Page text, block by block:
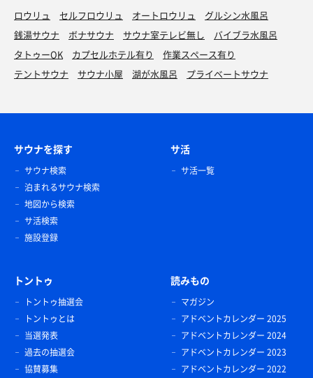
ロウリュ セルフロウリュ オートロウリュ
グルシン水風呂
銭湯サウナ
ボナサウナ サウナ室テレビ無し
バイブラ水風呂
タトゥーOK
カプセルホテル有り
作業スペース有り
テントサウナ
サウナ小屋 湖が水風呂 プライベートサウナ
サウナを探す
サウナ検索
泊まれるサウナ検索
地図から検索
サ活検索
施設登録
サ活
サ活一覧
トントゥ
トントゥ抽選会
トントゥとは
当選発表
過去の抽選会
協賛募集
読みもの
マガジン
アドベントカレンダー 2025
アドベントカレンダー 2024
アドベントカレンダー 2023
アドベントカレンダー 2022